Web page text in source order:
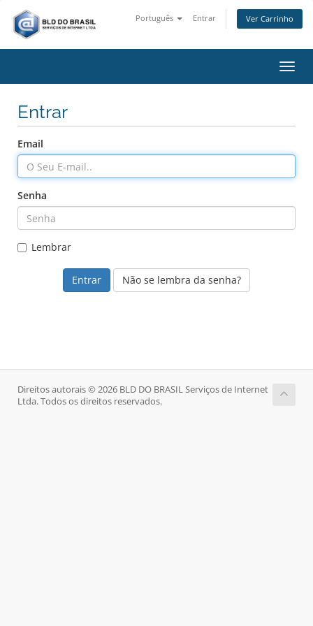
Português Entrar Ver Carrinho
Entrar
Email
Senha
Lembrar
Não se lembra da senha?
Direitos autorais © 2026 BLD DO BRASIL Serviços de Internet
Ltda. Todos os direitos reservados.